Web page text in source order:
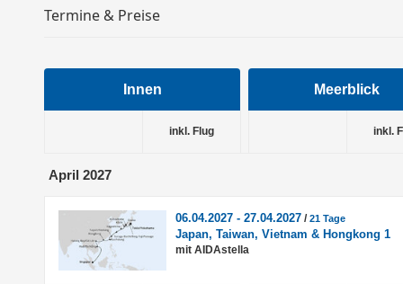
Termine & Preise
Innen Meerblick
inkl. Flug inkl.
April 2027
06.04.2027 - 27.04.2027 /21 Tage
Japan, Taiwan, Vietnam & Hongkong 1
mit AIDAstella